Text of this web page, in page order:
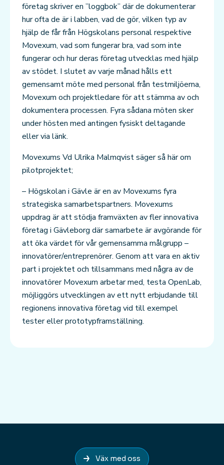
företag skriver en ”loggbok” där de dokumenterar
hur ofta de är i labben, vad de gör, vilken typ av
hjälp de får från Högskolans personal respektive
Movexum, vad som fungerar bra, vad som inte
fungerar och hur deras företag utvecklas med hjälp
av stödet. I slutet av varje månad hålls ett
gemensamt möte med personal från testmiljöerna,
Movexum och projektledare för att stämma av och
dokumentera processen. Fyra sådana möten sker
under hösten med antingen fysiskt deltagande
eller via länk.
Movexums Vd Ulrika Malmqvist säger så här om
pilotprojektet;
– Högskolan i Gävle är en av Movexums fyra
strategiska samarbetspartners. Movexums
uppdrag är att stödja framväxten av fler innovativa
företag i Gävleborg där samarbete är avgörande för
att öka värdet för vår gemensamma målgrupp –
innovatörer/entreprenörer. Genom att vara en aktiv
part i projektet och tillsammans med några av de
innovatörer Movexum arbetar med, testa OpenLab,
möjliggörs utvecklingen av ett nytt erbjudande till
regionens innovativa företag vid till exempel
tester eller prototypframställning.
Väx med oss